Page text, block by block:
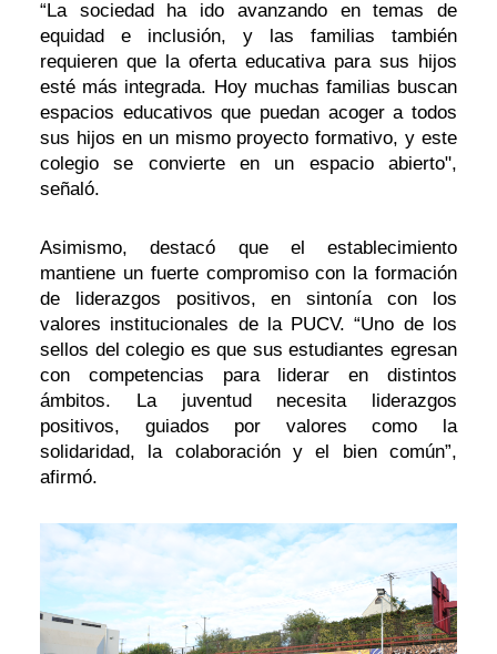
“La sociedad ha ido avanzando en temas de
equidad e inclusión, y las familias también
requieren que la oferta educativa para sus hijos
esté más integrada. Hoy muchas familias buscan
espacios educativos que puedan acoger a todos
sus hijos en un mismo proyecto formativo, y este
colegio se convierte en un espacio abierto",
señaló.
Asimismo, destacó que el establecimiento
mantiene un fuerte compromiso con la formación
de liderazgos positivos, en sintonía con los
valores institucionales de la PUCV. “Uno de los
sellos del colegio es que sus estudiantes egresan
con competencias para liderar en distintos
ámbitos. La juventud necesita liderazgos
positivos, guiados por valores como la
solidaridad, la colaboración y el bien común”,
afirmó.